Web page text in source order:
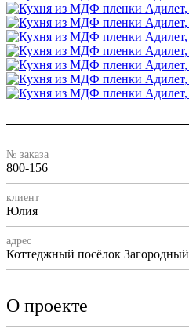
№ заказа
800-156
клиент
Юлия
адрес
Коттеджный посёлок Загородный
О проекте